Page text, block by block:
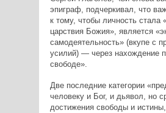
эпиграф, подчеркивал, что
к тому, чтобы личность стала
царствия Божия», является
самодеятельность» (вкупе с
усилий) — через нахождение
свободе».
Две последние категории
человеку и Бог, и дьявол, но
достижения свободы и